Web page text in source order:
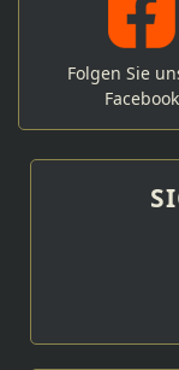
Folgen Sie
Facebook